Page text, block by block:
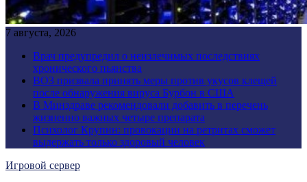
7 августа, 2026
Врач предупредил о неизлечимых последствиях
хронического пьянства
ВОЗ призвала принять меры против укусов клещей
после обнаружения вируса Бурбон в США
В Минздраве рекомендовали добавить в перечень
жизненно важных четыре препарата
Психолог Крупин: провокации на ретритах сможет
выдержать только здоровый человек
Игровой сервер